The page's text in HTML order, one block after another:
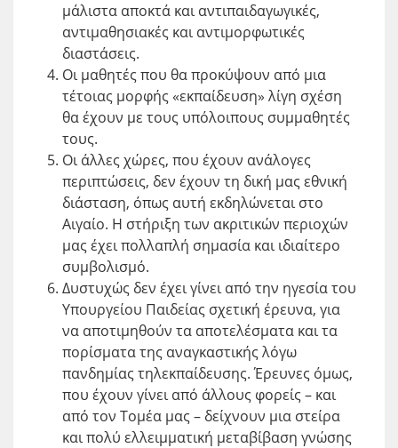
μάλιστα αποκτά και αντιπαιδαγωγικές,
αντιμαθησιακές και αντιμορφωτικές
διαστάσεις.
Οι μαθητές που θα προκύψουν από μια
τέτοιας μορφής «εκπαίδευση» λίγη σχέση
θα έχουν με τους υπόλοιπους συμμαθητές
τους.
Οι άλλες χώρες, που έχουν ανάλογες
περιπτώσεις, δεν έχουν τη δική μας εθνική
διάσταση, όπως αυτή εκδηλώνεται στο
Αιγαίο. Η στήριξη των ακριτικών περιοχών
μας έχει πολλαπλή σημασία και ιδιαίτερο
συμβολισμό.
Δυστυχώς δεν έχει γίνει από την ηγεσία του
Υπουργείου Παιδείας σχετική έρευνα, για
να αποτιμηθούν τα αποτελέσματα και τα
πορίσματα της αναγκαστικής λόγω
πανδημίας τηλεκπαίδευσης. Έρευνες όμως,
που έχουν γίνει από άλλους φορείς – και
από τον Τομέα μας – δείχνουν μια στείρα
και πολύ ελλειμματική μεταβίβαση γνώσης